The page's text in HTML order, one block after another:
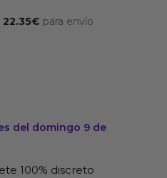
22.35€ para envío
del domingo 9 de
100% discreto